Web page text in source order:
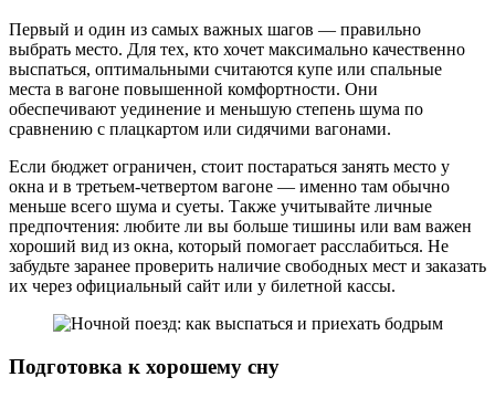
Первый и один из самых важных шагов — правильно
выбрать место. Для тех, кто хочет максимально качественно
выспаться, оптимальными считаются купе или спальные
места в вагоне повышенной комфортности. Они
обеспечивают уединение и меньшую степень шума по
сравнению с плацкартом или сидячими вагонами.
Если бюджет ограничен, стоит постараться занять место у
окна и в третьем-четвертом вагоне — именно там обычно
меньше всего шума и суеты. Также учитывайте личные
предпочтения: любите ли вы больше тишины или вам важен
хороший вид из окна, который помогает расслабиться. Не
забудьте заранее проверить наличие свободных мест и заказать
их через официальный сайт или у билетной кассы.
Подготовка к хорошему сну